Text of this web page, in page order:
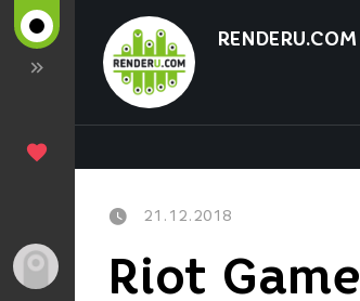
RENDERU.COM
21.12.2018
Riot